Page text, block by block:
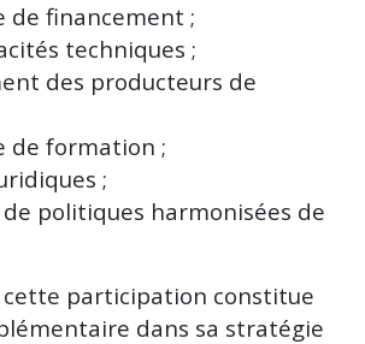
de financement ;
techniques ;
des producteurs de
de formation ;
;
politiques harmonisées de
cette participation constitue
dans sa stratégie